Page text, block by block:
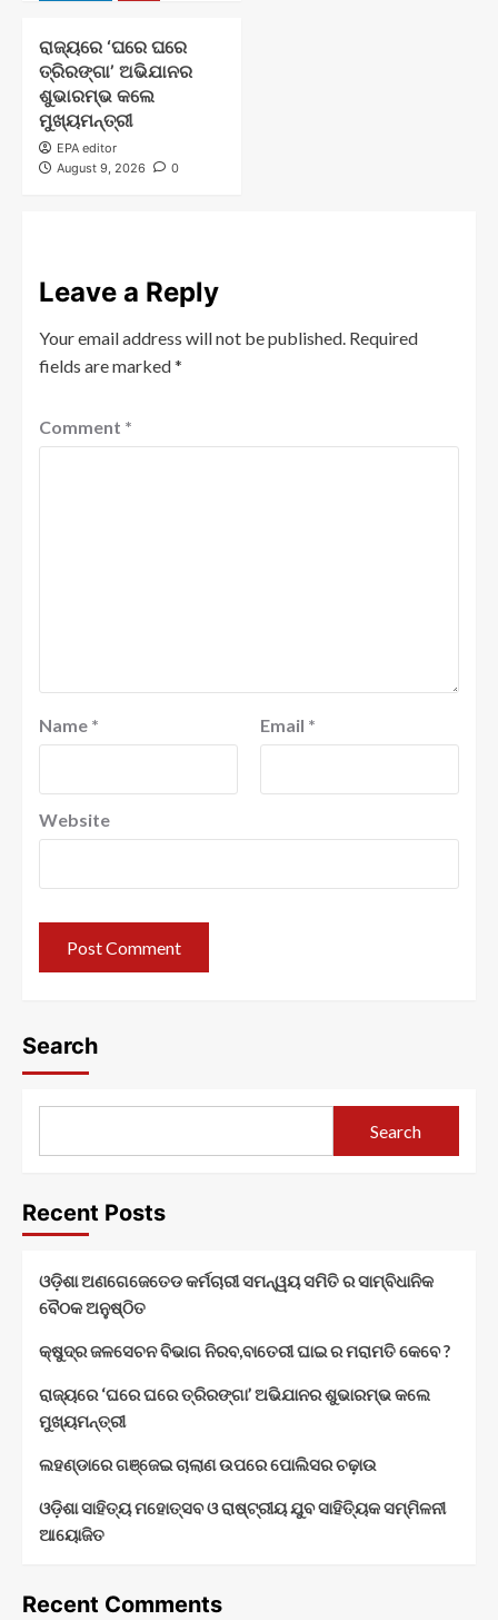
ରାଜ୍ୟରେ ‘ଘରେ ଘରେ
ତ୍ରିରଙ୍ଗା’ ଅଭିଯାନର
ଶୁଭାରମ୍ଭ କଲେ
ମୁଖ୍ୟମନ୍ତ୍ରୀ
EPA editor
August 9, 2026
0
Leave a Reply
Your email address will not be published. Required
fields are marked*
Comment *
Name * Email *
Website
Search
Search
Recent Posts
ଓଡ଼ିଶା ଅଣଗେଜେତେଡ କର୍ମଚାରୀ ସମନ୍ୱୟ ସମିତି ର ସାମ୍ବିଧାନିକ
ବୈଠକ ଅନୁଷ୍ଠିତ
କ୍ଷୁଦ୍ର ଜଳସେଚନ ବିଭାଗ ନିରବ,ବାତେରୀ ଘାଇ ର ମରାମତି କେବେ ?
ରାଜ୍ୟରେ ‘ଘରେ ଘରେ ତ୍ରିରଙ୍ଗା’ ଅଭିଯାନର ଶୁଭାରମ୍ଭ କଲେ
ମୁଖ୍ୟମନ୍ତ୍ରୀ
ଲହଣ୍ଡାରେ ଗଞ୍ଜେଇ ଚାଲାଣ ଉପରେ ପୋଲିସର ଚଢ଼ାଉ
ଓଡ଼ିଶା ସାହିତ୍ୟ ମହୋତ୍ସବ ଓ ରାଷ୍ଟ୍ରୀୟ ଯୁବ ସାହିତ୍ୟିକ ସମ୍ମିଳନୀ
ଆୟୋଜିତ
Recent Comments